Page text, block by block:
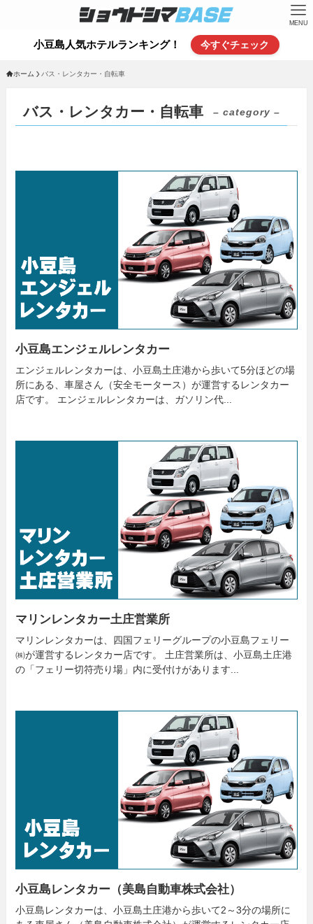
MENU
小豆島人気ホテルランキング！ 今すぐチェック
ホーム バス・レンタカー・自転車
バス・レンタカー・自転車 – category –
小豆島エンジェルレンタカー
エンジェルレンタカーは、小豆島土庄港から歩いて5分ほどの場
所にある、車屋さん（安全モータース）が運営するレンタカー
店です。 エンジェルレンタカーは、ガソリン代...
マリンレンタカー土庄営業所
マリンレンタカーは、四国フェリーグループの小豆島フェリー
㈱が運営するレンタカー店です。 土庄営業所は、小豆島土庄港
の「フェリー切符売り場」内に受付けがあります...
小豆島レンタカー（美島自動車株式会社）
小豆島レンタカーは、小豆島土庄港から歩いて2～3分の場所に